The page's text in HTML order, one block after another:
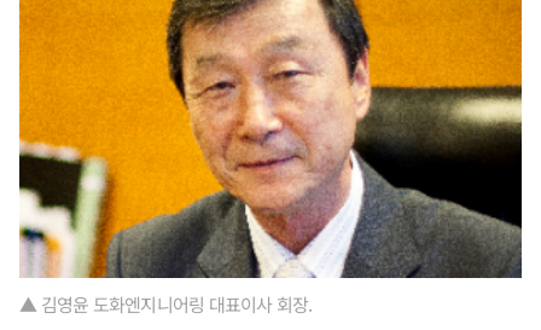
▲ 김영윤 도화엔지니어링 대표이사 회장.